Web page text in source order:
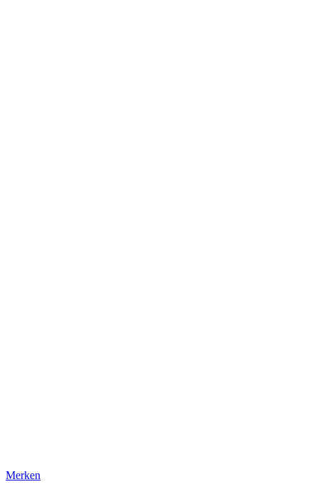
Merken